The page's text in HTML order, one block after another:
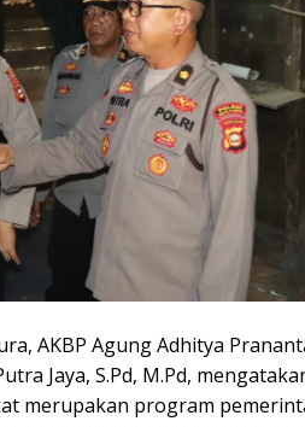
AKBP Agung Adhitya
Jaya, S.Pd, M.Pd,
merupakan program